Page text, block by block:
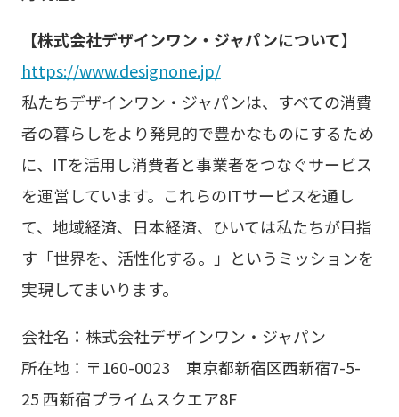
【株式会社デザインワン・ジャパンについて】
https://www.designone.jp/
私たちデザインワン・ジャパンは、すべての消費
者の暮らしをより発見的で豊かなものにするため
に、ITを活用し消費者と事業者をつなぐサービス
を運営しています。これらのITサービスを通し
て、地域経済、日本経済、ひいては私たちが目指
す「世界を、活性化する。」というミッションを
実現してまいります。
会社名：株式会社デザインワン・ジャパン
所在地：〒160-0023 東京都新宿区西新宿7-5-
25 西新宿プライムスクエア8F